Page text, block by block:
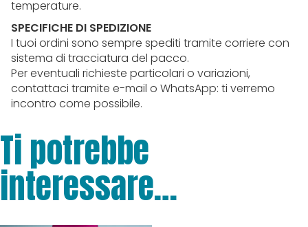
temperature.
SPECIFICHE DI SPEDIZIONE
I tuoi ordini sono sempre spediti tramite corriere con
sistema di tracciatura del pacco.
Per eventuali richieste particolari o variazioni,
contattaci tramite e-mail o WhatsApp: ti verremo
incontro come possibile.
Ti potrebbe
interessare…